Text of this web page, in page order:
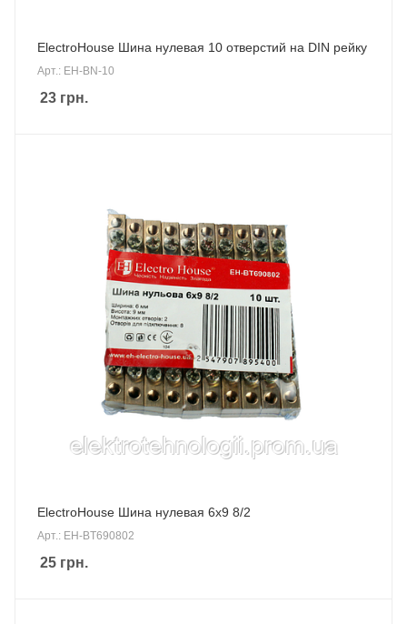
ElectroHouse Шина нулевая 10 отверстий на DIN рейку
Арт.: EH-BN-10
23 грн.
ElectroHouse Шина нулевая 6х9 8/2
Арт.: EH-BT690802
25 грн.